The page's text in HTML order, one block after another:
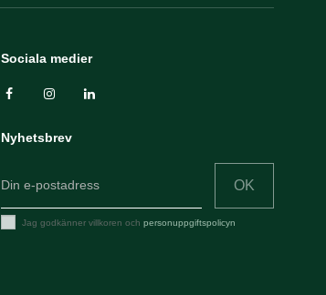
Sociala medier
Nyhetsbrev
OK
Jag godkänner villkoren och personuppgiftspolicyn